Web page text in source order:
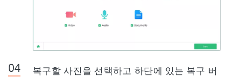
복구할 사진을 선택하고 하단에 있는 복구 버